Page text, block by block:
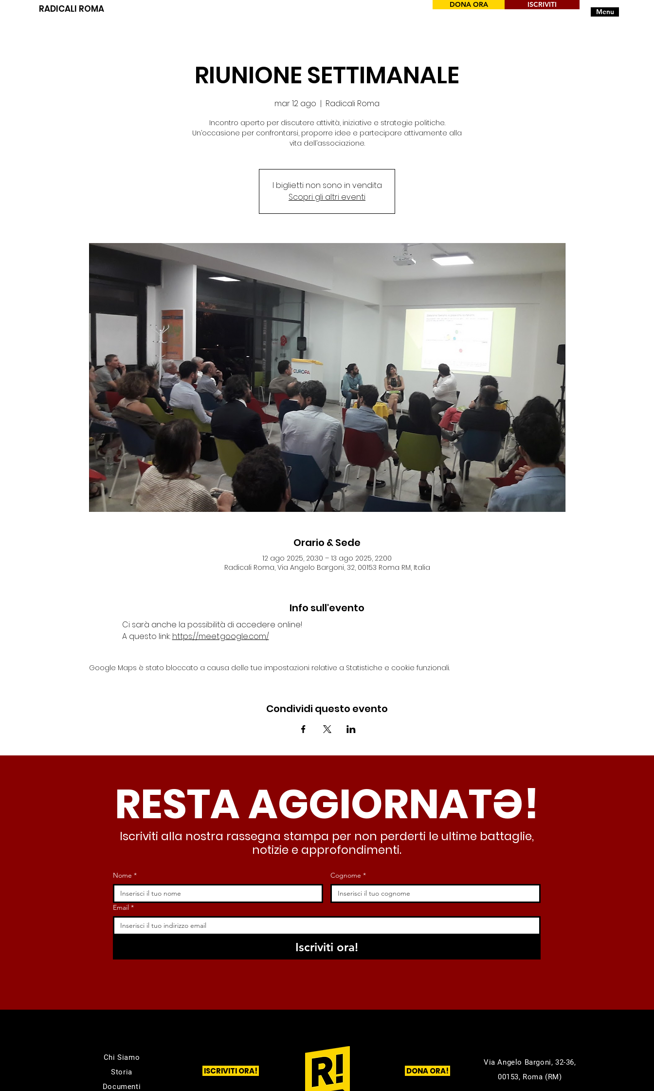
RADICALI ROMA Menu
DONA ORA ISCRIVITI
RIUNIONE SETTIMANALE
mar 12 ago
  |
Radicali Roma
Incontro aperto per discutere attività, iniziative e strategie politiche.
Un’occasione per confrontarsi, proporre idee e partecipare attivamente alla
vita dell’associazione.
I biglietti non sono in vendita
Scopri gli altri eventi
Orario & Sede
12 ago 2025, 20:30 – 13 ago 2025, 22:00
Radicali Roma, Via Angelo Bargoni, 32, 00153 Roma RM, Italia
Info sull'evento
Ci sarà anche la possibilità di accedere online!
A questo link: https://meet.google.com/
Google Maps è stato bloccato a causa delle tue impostazioni relative a Statistiche e cookie funzionali.
Condividi questo evento
RESTA AGGIORNATƏ!
Iscriviti alla nostra rassegna stampa per non perderti le ultime battaglie,
notizie e approfondimenti.
Nome * Cognome *
Email *
Iscriviti ora!
Chi Siamo
Storia
Documenti
ISCRIVITI ORA! DONA ORA!
Via Angelo Bargoni, 32-36,
00153, Roma (RM)